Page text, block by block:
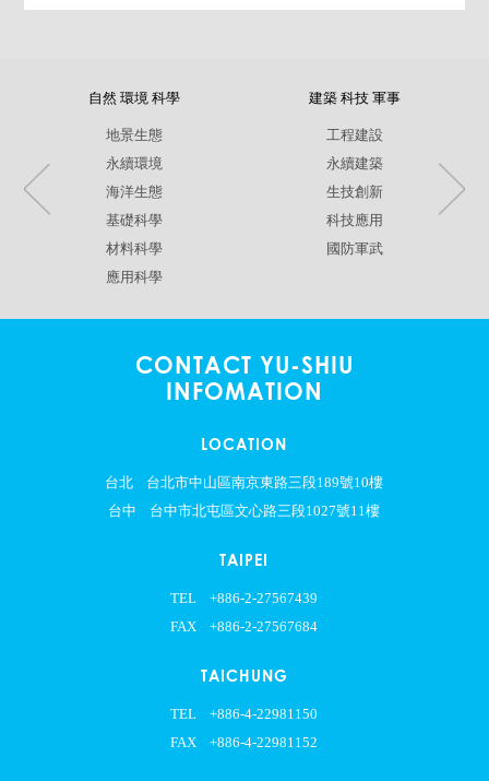
自然 環境 科學
地景生態
永續環境
海洋生態
基礎科學
材料科學
應用科學
建築 科技 軍事
工程建設
永續建築
生技創新
科技應用
國防軍武
CONTACT YU-SHIU
INFOMATION
LOCATION
台北
台北市中山區南京東路三段189號10樓
台中
台中市北屯區文心路三段1027號11樓
TAIPEI
TEL
+886-2-27567439
FAX
+886-2-27567684
TAICHUNG
TEL
+886-4-22981150
FAX
+886-4-22981152